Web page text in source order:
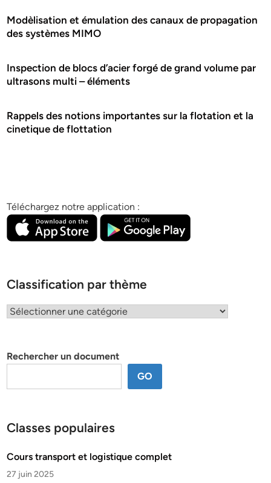
Modèlisation et émulation des canaux de propagation
des systèmes MIMO
Inspection de blocs d’acier forgé de grand volume par
ultrasons multi – éléments
Rappels des notions importantes sur la flotation et la
cinetique de flottation
Téléchargez notre application :
Classification par thème
Classification
Rechercher un document
GO
Classes populaires
Cours transport et logistique complet
27 juin 2025